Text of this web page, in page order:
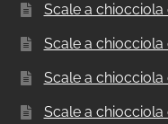
Scale a chiocciola
Scale a chiocciola
Scale a chiocciola
Scale a chiocciola